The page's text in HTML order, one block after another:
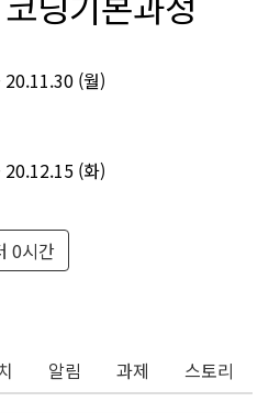
(월)
(화)
0시간
알림 과제 스토리